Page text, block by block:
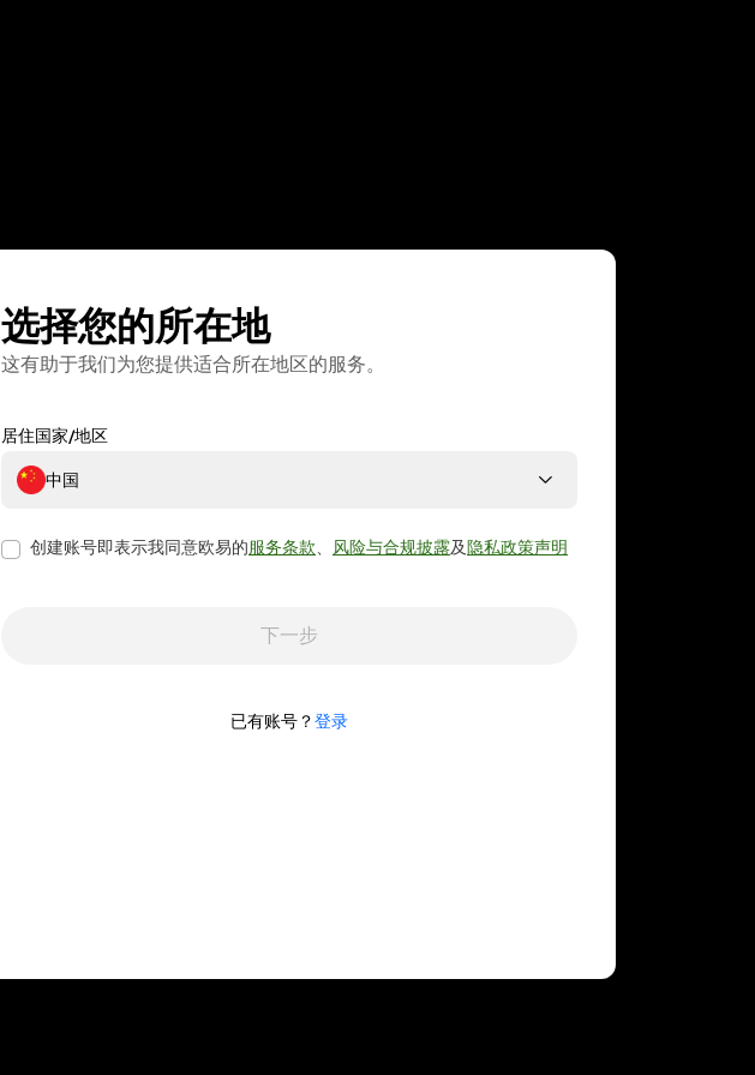
选择您的所在地
这有助于我们为您提供适合所在地区的服务。
居住国家/地区
中国
创建账号即表示我同意欧易的服务条款 风险与合规披露及 隐私政策声明
下一步
已有账号？登录